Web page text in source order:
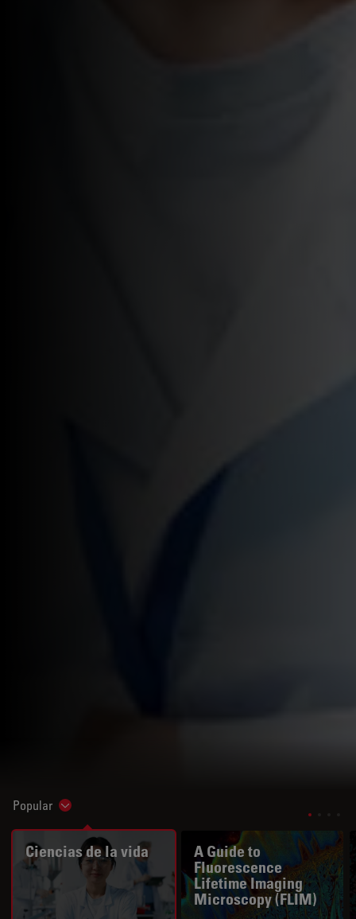
Popular Show subnavigation
Ciencias de la vida
A Guide to
Fluorescence
Lifetime Imaging
Microscopy (FLIM)